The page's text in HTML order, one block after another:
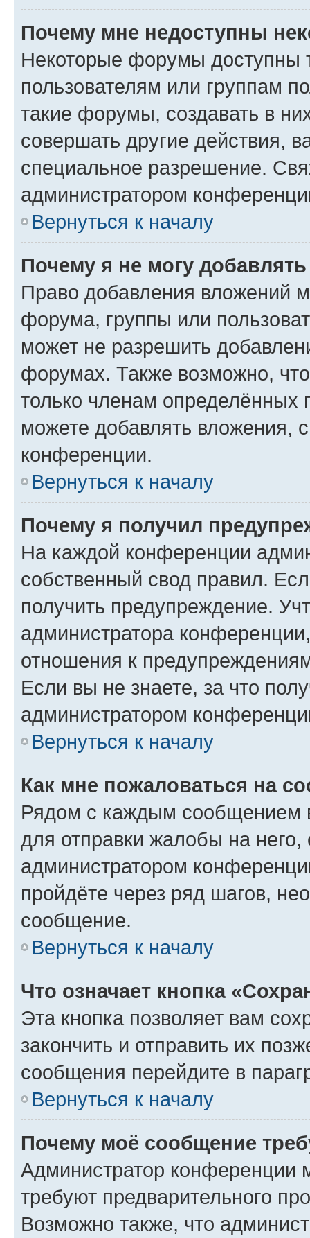
Почему мне недоступны
Некоторые форумы доступны
пользователям или группам
такие форумы, создавать в
совершать другие действия,
специальное разрешение.
администратором
Вернуться к началу
Почему я не могу
Право добавления вложений
форума, группы или
может не разрешить
форумах. Также возможно,
только членам определённых
можете добавлять вложения,
конференции.
Вернуться к началу
Почему я получил
На каждой конференции
собственный свод правил.
получить предупреждение.
администратора
отношения к
Если вы не знаете, за что
администратором
Вернуться к началу
Как мне пожаловаться на
Рядом с каждым сообщением
для отправки жалобы на
администратором
пройдёте через ряд шагов,
сообщение.
Вернуться к началу
Что означает кнопка
Эта кнопка позволяет вам
закончить и отправить их
сообщения перейдите в
Вернуться к началу
Почему моё сообщение
Администратор конференции
требуют предварительного
Возможно также, что